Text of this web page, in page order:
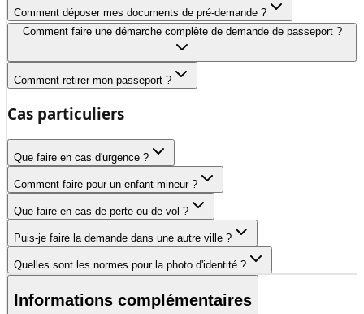
Comment déposer mes documents de pré-demande ?
Comment faire une démarche complète de demande de passeport ?
Comment retirer mon passeport ?
Cas particuliers
Que faire en cas d'urgence ?
Comment faire pour un enfant mineur ?
Que faire en cas de perte ou de vol ?
Puis-je faire la demande dans une autre ville ?
Quelles sont les normes pour la photo d'identité ?
Informations complémentaires